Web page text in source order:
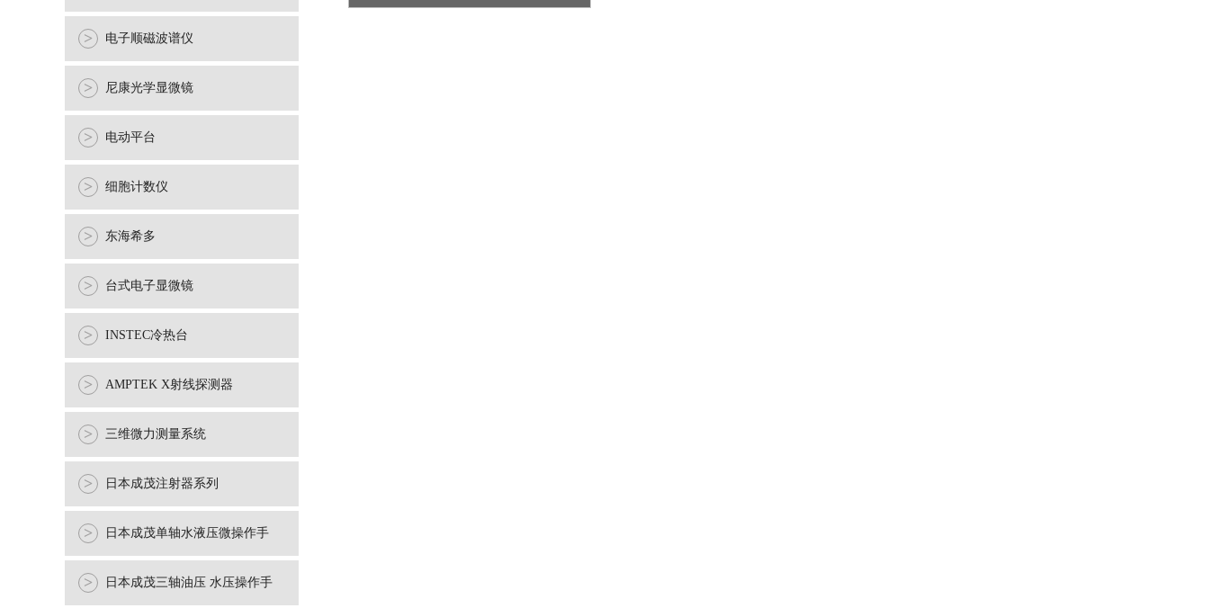
> 电子顺磁波谱仪
> 尼康光学显微镜
> 电动平台
> 细胞计数仪
> 东海希多
> 台式电子显微镜
> INSTEC冷热台
> AMPTEK X射线探测器
> 三维微力测量系统
> 日本成茂注射器系列
> 日本成茂单轴水液压微操作手
> 日本成茂三轴油压 水压操作手